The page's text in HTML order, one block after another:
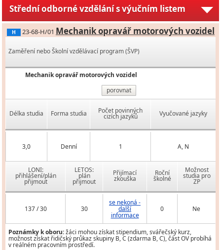
Střední odborné vzdělání s výučním listem
H 23-68-H/01 Mechanik opravář motorových vozidel
Zaměření nebo Školní vzdělávací program (ŠVP)
Mechanik opravář motorových vozidel
porovnat
Délka studia Forma studia Počet povinných
cizích jazyků Vyučované jazyky
3,0 Denní 1 A, N
LONI:
přihlášení/plán
přijmout
LETOS:
plán
přijmout
Přijímací
zkouška
Roční
školné
Možnost
studia pro
ZP
137 / 30 30
se nekoná -
další
informace
0 Ne
Poznámky k oboru:žáci mohou získat stipendium, svářečský kurz,
možnost získat řidičský průkaz skupiny B, C (zdarma B, C), část OV probíhá
v reálném pracovním prostředí.